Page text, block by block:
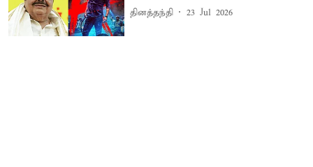
தினத்தந்தி 23 Jul 2026